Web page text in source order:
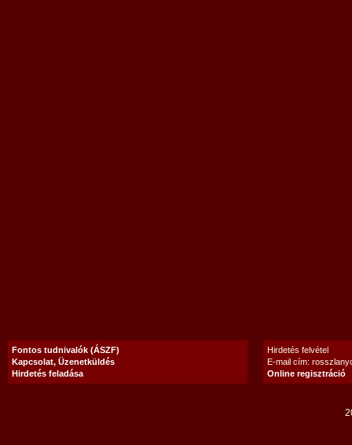
Fontos tudnivalók (ÁSZF)
Kapcsolat, Üzenetküldés
Hirdetés feladása
Hirdetés felvétel
E-mail cím:
Online regisztráció